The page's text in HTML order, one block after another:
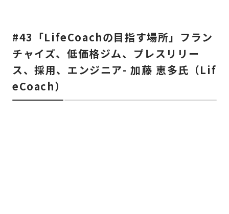
#43「LifeCoachの目指す場所」フラン
チャイズ、低価格ジム、プレスリリー
ス、採用、エンジニア- 加藤 恵多氏（Lif
eCoach）